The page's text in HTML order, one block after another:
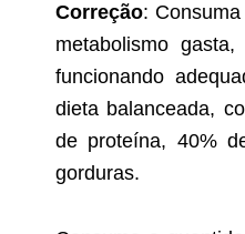
Correção:
metabolismo
funcionando
dieta balanceada,
de proteína, 40%
gorduras.